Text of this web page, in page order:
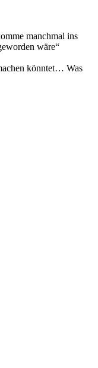
manchmal ins
wäre“
könntet… Was